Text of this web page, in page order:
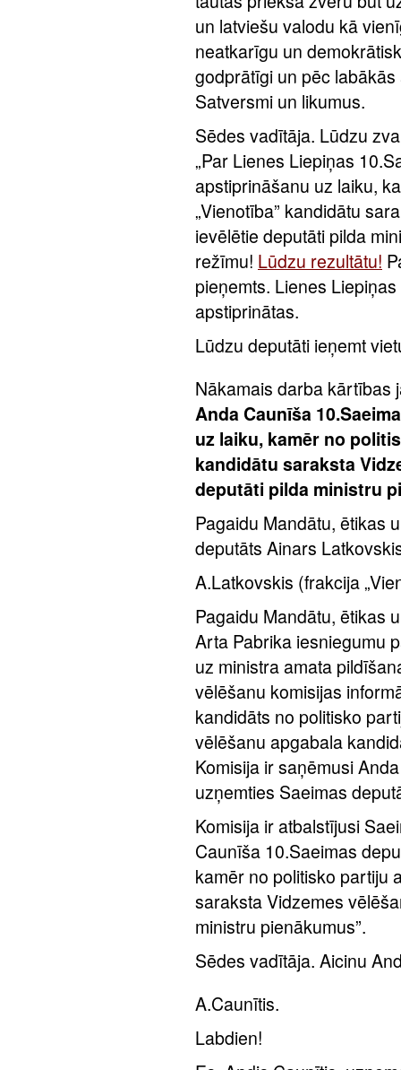
un latviešu valodu kā
neatkarīgu un
godprātīgi un pēc
Satversmi un likumus.
Sēdes vadītāja. Lūdzu
„Par Lienes Liepiņas
apstiprināšanu uz laiku,
„Vienotība” kandidātu
ievēlētie deputāti pilda
režīmu! Lūdzu rezultātu!
pieņemts. Lienes
apstiprinātas.
Lūdzu deputāti ieņemt
Nākamais darba kārtības
Anda Caunīša
uz laiku, kamēr no
kandidātu saraksta
deputāti pilda ministru
Pagaidu Mandātu, ētikas
deputāts Ainars
A.Latkovskis (frakcija
Pagaidu Mandātu, ētikas
Arta Pabrika iesniegumu
uz ministra amata
vēlēšanu komisijas
kandidāts no politisko
vēlēšanu apgabala
Komisija ir saņēmusi
uzņemties Saeimas
Komisija ir atbalstījusi
Caunīša 10.Saeimas
kamēr no politisko partiju
saraksta Vidzemes
ministru pienākumus”.
Sēdes vadītāja. Aicinu
A.Caunītis.
Labdien!